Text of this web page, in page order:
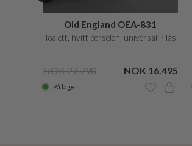
Old England OEA-831
Toalett, hvitt porselen, universal P-lås
NOK 27.790 NOK 16.495
På lager